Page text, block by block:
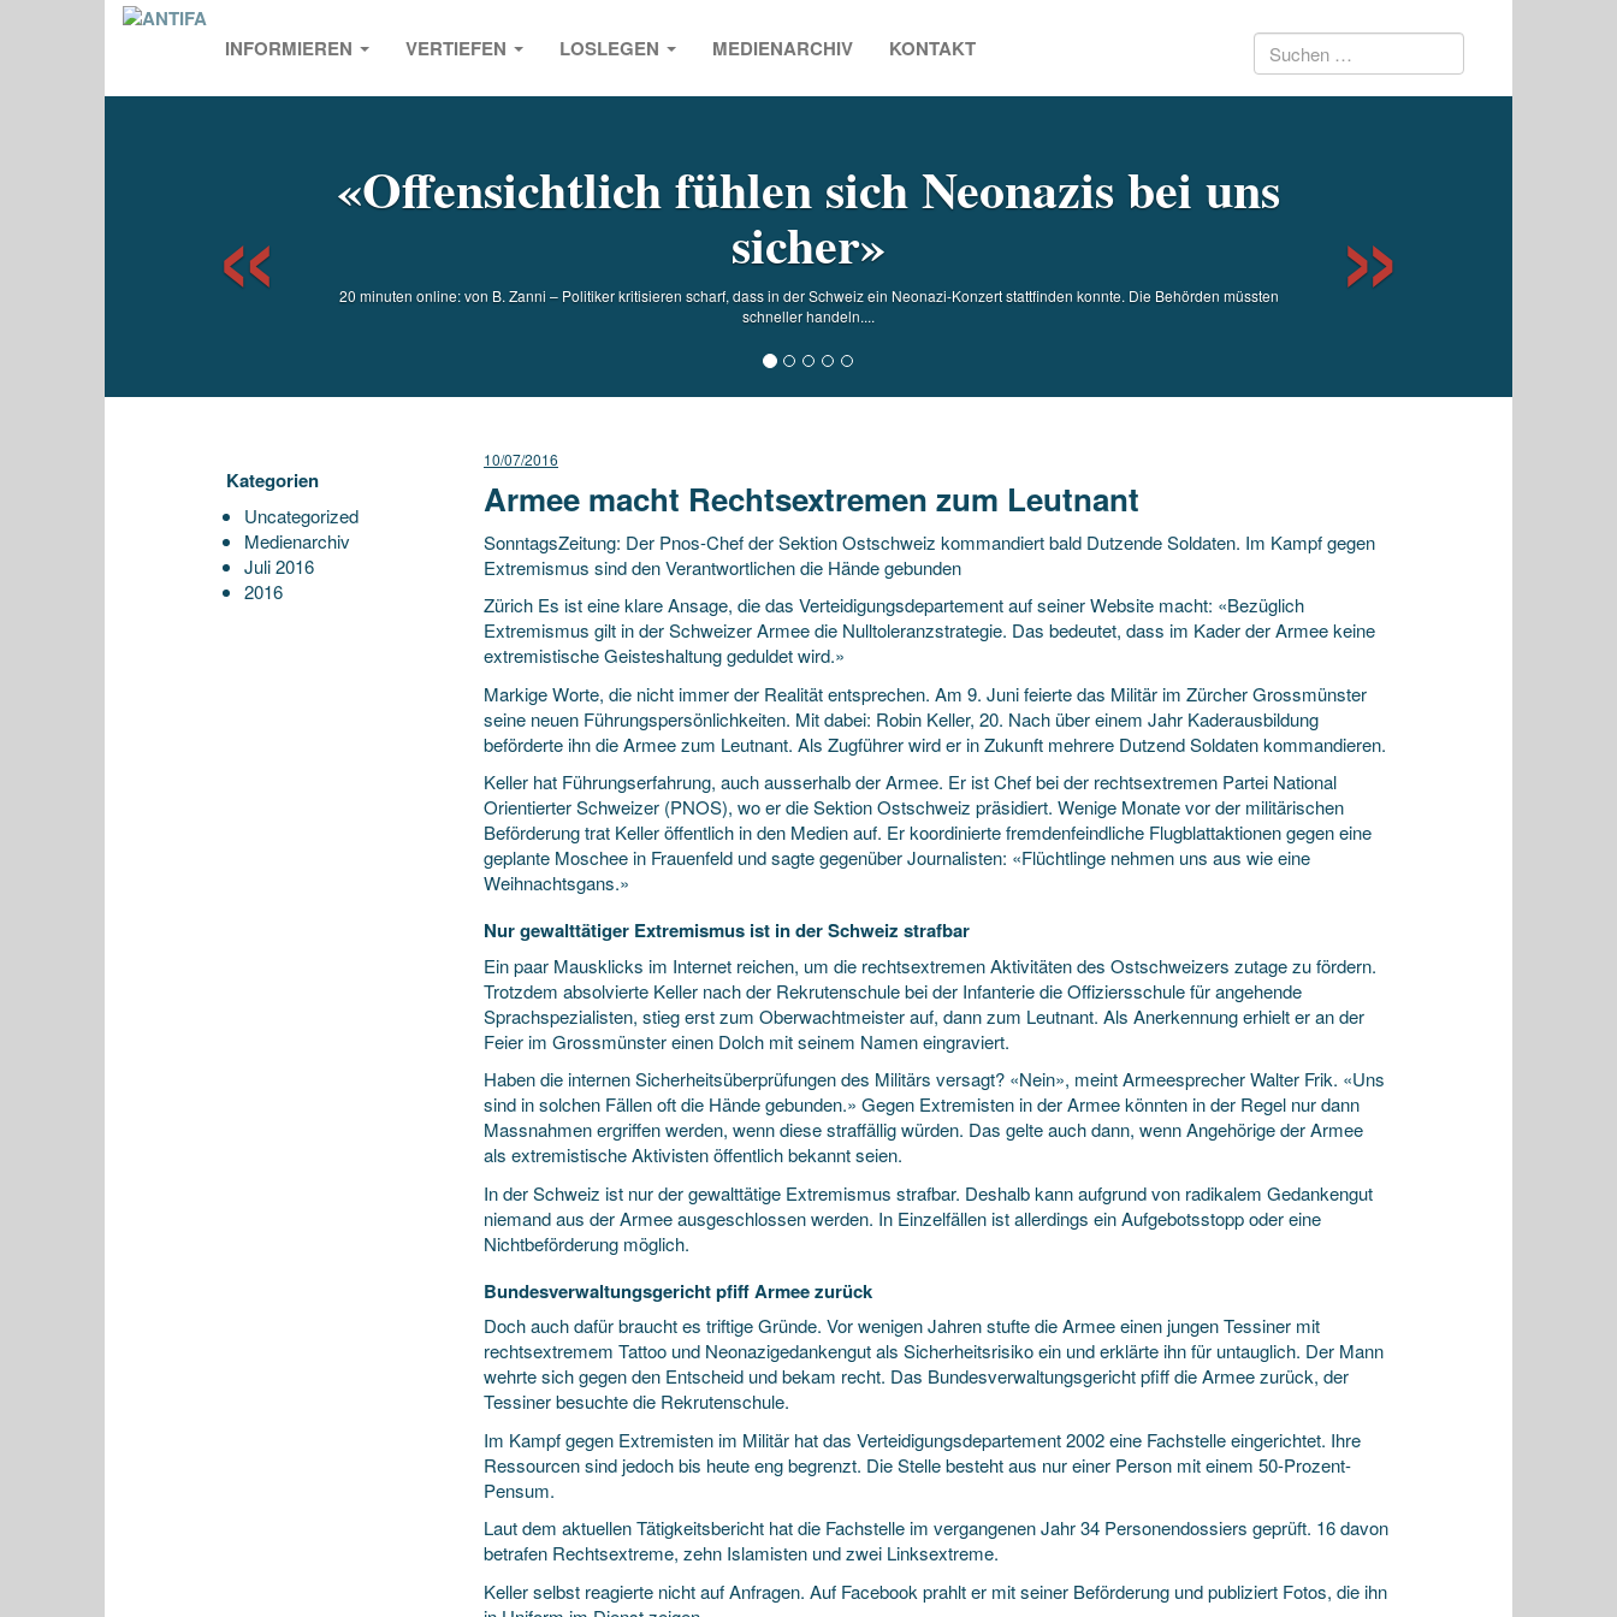
INFORMIEREN VERTIEFEN LOSLEGEN MEDIENARCHIV KONTAKT Suchen
«Offensichtlich fühlen sich Neonazis bei uns
sicher»
20 minuten online: von B. Zanni – Politiker kritisieren scharf, dass in der Schweiz ein Neonazi-Konzert stattfinden konnte. Die Behörden müssten
schneller handeln....
Previous
Kategorien
Uncategorized
Medienarchiv
Juli 2016
2016
10/07/2016
Armee macht Rechtsextremen zum Leutnant
SonntagsZeitung: Der Pnos-Chef der Sektion Ostschweiz kommandiert bald Dutzende Soldaten. Im Kampf gegen
Extremismus sind den Verantwortlichen die Hände gebunden
Zürich Es ist eine klare Ansage, die das Verteidigungsdepartement auf seiner Website macht: «Bezüglich
Extremismus gilt in der Schweizer Armee die Nulltoleranzstrategie. Das bedeutet, dass im Kader der Armee keine
extremistische Geisteshaltung geduldet wird.»
Markige Worte, die nicht immer der Realität entsprechen. Am 9. Juni feierte das Militär im Zürcher Grossmünster
seine neuen Führungspersönlichkeiten. Mit dabei: Robin Keller, 20. Nach über einem Jahr Kaderausbildung
beförderte ihn die Armee zum Leutnant. Als Zugführer wird er in Zukunft mehrere Dutzend Soldaten kommandieren.
Keller hat Führungserfahrung, auch ausserhalb der Armee. Er ist Chef bei der rechtsextremen Partei National
Orientierter Schweizer (PNOS), wo er die Sektion Ostschweiz präsidiert. Wenige Monate vor der militärischen
Beförderung trat Keller öffentlich in den Medien auf. Er koordinierte fremdenfeindliche Flugblattaktionen gegen eine
geplante Moschee in Frauenfeld und sagte gegenüber Journalisten: «Flüchtlinge nehmen uns aus wie eine
Weihnachtsgans.»
Nur gewalttätiger Extremismus ist in der Schweiz strafbar
Ein paar Mausklicks im Internet reichen, um die rechtsextremen Aktivitäten des Ostschweizers zutage zu fördern.
Trotzdem absolvierte Keller nach der Rekrutenschule bei der Infanterie die Offiziersschule für angehende
Sprachspezialisten, stieg erst zum Oberwachtmeister auf, dann zum Leutnant. Als Anerkennung erhielt er an der
Feier im Grossmünster einen Dolch mit seinem Namen eingraviert.
Haben die internen Sicherheitsüberprüfungen des Militärs versagt? «Nein», meint Armeesprecher Walter Frik. «Uns
sind in solchen Fällen oft die Hände gebunden.» Gegen Extremisten in der Armee könnten in der Regel nur dann
Massnahmen ergriffen werden, wenn diese straffällig würden. Das gelte auch dann, wenn Angehörige der Armee
als extremistische Aktivisten öffentlich bekannt seien.
In der Schweiz ist nur der gewalttätige Extremismus strafbar. Deshalb kann aufgrund von radikalem Gedankengut
niemand aus der Armee ausgeschlossen werden. In Einzelfällen ist allerdings ein Aufgebotsstopp oder eine
Nichtbeförderung möglich.
Bundesverwaltungsgericht pfiff Armee zurück
Doch auch dafür braucht es triftige Gründe. Vor wenigen Jahren stufte die Armee einen jungen Tessiner mit
rechtsextremem Tattoo und Neonazigedankengut als Sicherheitsrisiko ein und erklärte ihn für untauglich. Der Mann
wehrte sich gegen den Entscheid und bekam recht. Das Bundesverwaltungsgericht pfiff die Armee zurück, der
Tessiner besuchte die Rekrutenschule.
Im Kampf gegen Extremisten im Militär hat das Verteidigungsdepartement 2002 eine Fachstelle eingerichtet. Ihre
Ressourcen sind jedoch bis heute eng begrenzt. Die Stelle besteht aus nur einer Person mit einem 50-Prozent-
Pensum.
Laut dem aktuellen Tätigkeitsbericht hat die Fachstelle im vergangenen Jahr 34 Personendossiers geprüft. 16 davon
betrafen Rechtsextreme, zehn Islamisten und zwei Linksextreme.
Keller selbst reagierte nicht auf Anfragen. Auf Facebook prahlt er mit seiner Beförderung und publiziert Fotos, die ihn